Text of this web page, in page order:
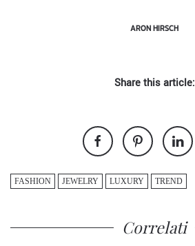
ARON HIRSCH
Share this article:
FASHION JEWELRY LUXURY TREND
Correlati